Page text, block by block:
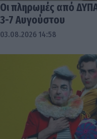
Οι πληρωμές από
3-7 Αυγούστου
03.08.2026 14:58